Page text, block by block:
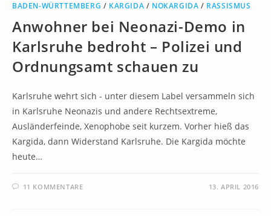
BADEN-WÜRTTEMBERG / KARGIDA / NOKARGIDA / RASSISMUS
Anwohner bei Neonazi-Demo in
Karlsruhe bedroht – Polizei und
Ordnungsamt schauen zu
Karlsruhe wehrt sich - unter diesem Label versammeln sich
in Karlsruhe Neonazis und andere Rechtsextreme,
Ausländerfeinde, Xenophobe seit kurzem. Vorher hieß das
Kargida, dann Widerstand Karlsruhe. Die Kargida möchte
heute…
11 KOMMENTARE 13. APRIL 2016